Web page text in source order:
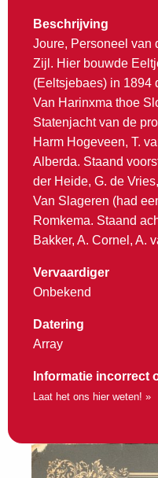
Beschrijving
Joure, Personeel van
Zijl. Hier bouwde
(Eeltsjebaes) in 1894
Van Harinxma thoe
Statenjacht van de
Harm Hogeveen, T.
Alberda. Staand
der Heide, G. de
Van Slageren (had
Romkema. Staand
Bakker, A. Cornel, A.
Vervaardiger
Onbekend
Datering
Array
Informatie incorrect
Laat het ons hier weten! »